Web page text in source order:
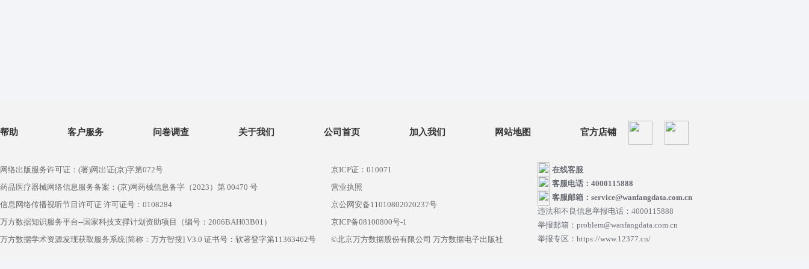
帮助 客户服务 问卷调查 关于我们 公司首页 加入我们 网站地图 官方店铺
网络出版服务许可证：(署)网出证(京)字第072号
药品医疗器械网络信息服务备案：(京)网药械信息备字（2023）第 00470 号
信息网络传播视听节目许可证 许可证号：0108284
万方数据知识服务平台--国家科技支撑计划资助项目（编号：2006BAH03B01）
万方数据学术资源发现获取服务系统[简称：万方智搜] V3.0 证书号：软著登字第11363462号
京ICP证：010071
营业执照
京公网安备11010802020237号
京ICP备08100800号-1
©北京万方数据股份有限公司 万方数据电子出版社
在线客服
客服电话：4000115888
客服邮箱：service@wanfangdata.com.cn
违法和不良信息举报电话：4000115888
举报邮箱：problem@wanfangdata.com.cn
举报专区：https://www.12377.cn/